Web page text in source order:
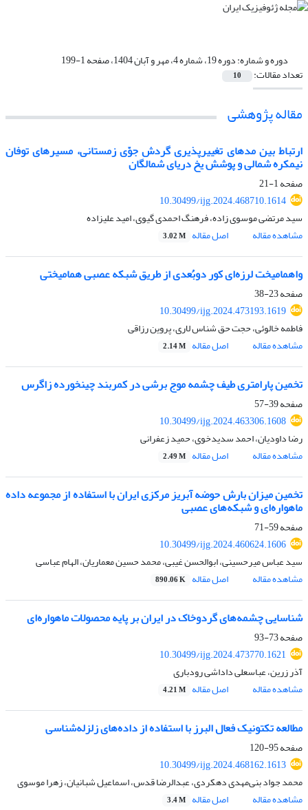
دوره و شماره:دوره 19، شماره 4، مهر و آبان 1404، صفحه 1-199
تعداد مقالات: 10
مقاله پژوهشی‌
ارتباط بین مدهای تغییرپذیری گردش جوّی زمستانی، مسیرهای توفان
نیمکره شمالی و پوشش یخ دریای شمالگان
صفحه1-21
10.30499/ijg.2024.468710.1614
سید مرتضی موسوی زاده، فرهنگ احمدی گیوی، امید علیزاده
مشاهده مقاله
اصل مقاله 3.02 M
واهمامیخت لرزه‌ای کور دوبُعدی از طریق شبکه عصبی همامیختی
صفحه23-38
10.30499/ijg.2024.473193.1619
فاطمه خالوئی، حجت حق شناس لاری، پروین رزاقی
مشاهده مقاله
اصل مقاله 2.14 M
تخمین پارامتری طیف چشمه موج برشی در کمربند چین­خورده زاگرس
صفحه39-57
10.30499/ijg.2024.463306.1608
رضا داودیان، احمد سدیدخوی، حمید زعفرانی
مشاهده مقاله
اصل مقاله 2.49 M
تخمین میزان بارش حوضه آبریز مرکزی ایران با استفاده از مجموعه داده
ماهواره‌ای و شبکه‌های عصبی
صفحه59-71
10.30499/ijg.2024.460624.1606
سید عباس میرحسینی، ابوالحسن غیبی، محمد حسین معماریان، الهام عباسی
مشاهده مقاله
اصل مقاله 890.06 K
شناسایی چشمه‌های گردوخاک در ایران بر پایه محصولات ماهواره‌ای
صفحه73-93
10.30499/ijg.2024.473770.1621
آذر زرین، عباسعلی داداشی رودباری
مشاهده مقاله
اصل مقاله 4.21 M
مطالعه تکتونیک فعال البرز با استفاده از داده‌های زلزله‌شناسی
صفحه95-120
10.30499/ijg.2024.468162.1613
محمد جواد بنی‌مهدی دهکردی، عبدالرضا قدس، اسماعیل شبانیان، زهرا موسوی
مشاهده مقاله
اصل مقاله 3.4 M